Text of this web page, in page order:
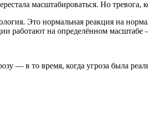
масштабироваться. Но тревога,
Это нормальная реакция на
работают на определённом
— в то время, когда угроза была